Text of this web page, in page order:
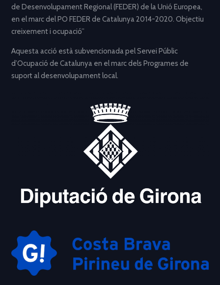
de Desenvolupament Regional (FEDER) de la Unió Europea,
en el marc del PO FEDER de Catalunya 2014-2020. Objectiu
creixement i ocupació”
Aquesta acció està subvencionada pel Servei Públic
d’Ocupació de Catalunya en el marc dels Programes de
suport al desenvolupament local.